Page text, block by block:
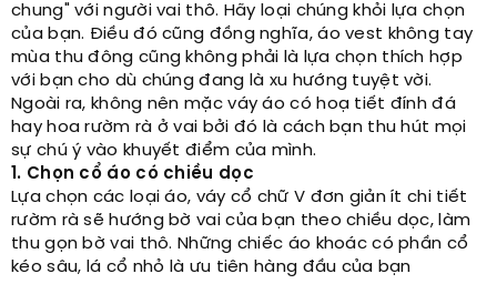
chung" với người vai thô. Hãy loại chúng khỏi lựa chọn
của bạn. Điều đó cũng đồng nghĩa, áo vest không tay
mùa thu đông cũng không phải là lựa chọn thích hợp
với bạn cho dù chúng đang là xu hướng tuyệt vời.
Ngoài ra, không nên mặc váy áo có hoạ tiết đính đá
hay hoa rườm rà ở vai bởi đó là cách bạn thu hút mọi
sự chú ý vào khuyết điểm của mình.
1. Chọn cổ áo có chiều dọc
Lựa chọn các loại áo, váy cổ chữ V đơn giản ít chi tiết
rườm rà sẽ hướng bờ vai của bạn theo chiều dọc, làm
thu gọn bờ vai thô. Những chiếc áo khoác có phần cổ
kéo sâu, lá cổ nhỏ là ưu tiên hàng đầu của bạn